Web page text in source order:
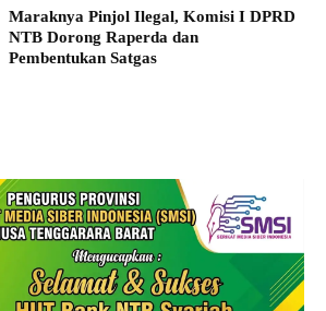
Maraknya Pinjol Ilegal, Komisi I DPRD
NTB Dorong Raperda dan
Pembentukan Satgas